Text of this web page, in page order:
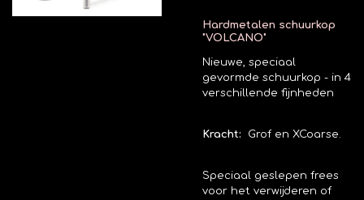
Hardmetalen schuurkop
"VOLCANO"
Nieuwe, speciaal
gevormde schuurkop - in 4
verschillende fijnheden
Kracht: Grof en XCoarse.
Speciaal geslepen frees
voor het verwijderen of